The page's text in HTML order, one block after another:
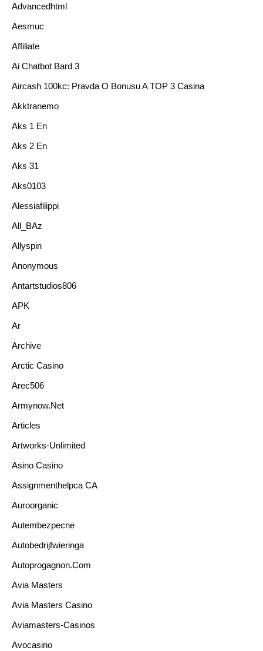
Advancedhtml
Aesmuc
Affiliate
Ai Chatbot Bard 3
Aircash 100kc: Pravda O Bonusu A TOP 3 Casina
Akktranemo
Aks 1 En
Aks 2 En
Aks 31
Aks0103
Alessiafilippi
All_BAz
Allyspin
Anonymous
Antartstudios806
APK
Ar
Archive
Arctic Casino
Arec506
Armynow.net
Articles
Artworks-Unlimited
Asino Casino
Assignmenthelpca CA
Auroorganic
Autembezpecne
Autobedrijfwieringa
Autoprogagnon.com
Avia Masters
Avia Masters Casino
Aviamasters-Casinos
Avocasino